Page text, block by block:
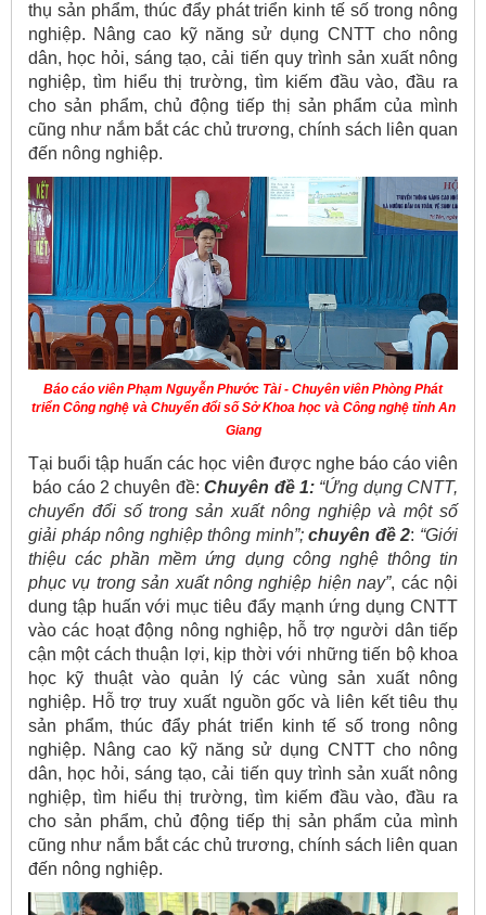
thụ sản phẩm, thúc đẩy phát triển kinh tế số trong nông
nghiệp. Nâng cao kỹ năng sử dụng CNTT cho nông
dân, học hỏi, sáng tạo, cải tiến quy trình sản xuất nông
nghiệp, tìm hiểu thị trường, tìm kiếm đầu vào, đầu ra
cho sản phẩm, chủ động tiếp thị sản phẩm của mình
cũng như nắm bắt các chủ trương, chính sách liên quan
đến nông nghiệp.
Báo cáo viên Phạm Nguyễn Phước Tài - Chuyên viên Phòng Phát
triển Công nghệ và Chuyển đổi số Sở Khoa học và Công nghệ tỉnh An
Giang
Tại buổi tập huấn các học viên được nghe báo cáo viên
báo cáo 2 chuyên đề:Chuyên đề 1: “Ứng dụng CNTT,
chuyển đổi số trong sản xuất nông nghiệp và một số
giải pháp nông nghiệp thông minh”; chuyên đề 2: “Giới
thiệu các phần mềm ứng dụng công nghệ thông tin
phục vụ trong sản xuất nông nghiệp hiện nay”, các nội
dung tập huấn với mục tiêu đẩy mạnh ứng dụng CNTT
vào các hoạt động nông nghiệp, hỗ trợ người dân tiếp
cận một cách thuận lợi, kịp thời với những tiến bộ khoa
học kỹ thuật vào quản lý các vùng sản xuất nông
nghiệp. Hỗ trợ truy xuất nguồn gốc và liên kết tiêu thụ
sản phẩm, thúc đẩy phát triển kinh tế số trong nông
nghiệp. Nâng cao kỹ năng sử dụng CNTT cho nông
dân, học hỏi, sáng tạo, cải tiến quy trình sản xuất nông
nghiệp, tìm hiểu thị trường, tìm kiếm đầu vào, đầu ra
cho sản phẩm, chủ động tiếp thị sản phẩm của mình
cũng như nắm bắt các chủ trương, chính sách liên quan
đến nông nghiệp.